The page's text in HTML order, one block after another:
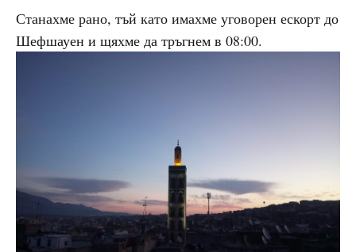
Станахме рано, тъй като имахме уговорен ескорт до
Шефшауен и щяхме да тръгнем в 08:00.